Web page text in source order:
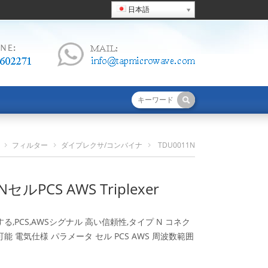
日本語
フィルター ダイプレクサ/コンバイナ TDU0011N
セルPCS AWS Triplexer
,PCS,AWSシグナル 高い信頼性,タイプ N コネク
電気仕様 パラメータ セル PCS AWS 周波数範囲